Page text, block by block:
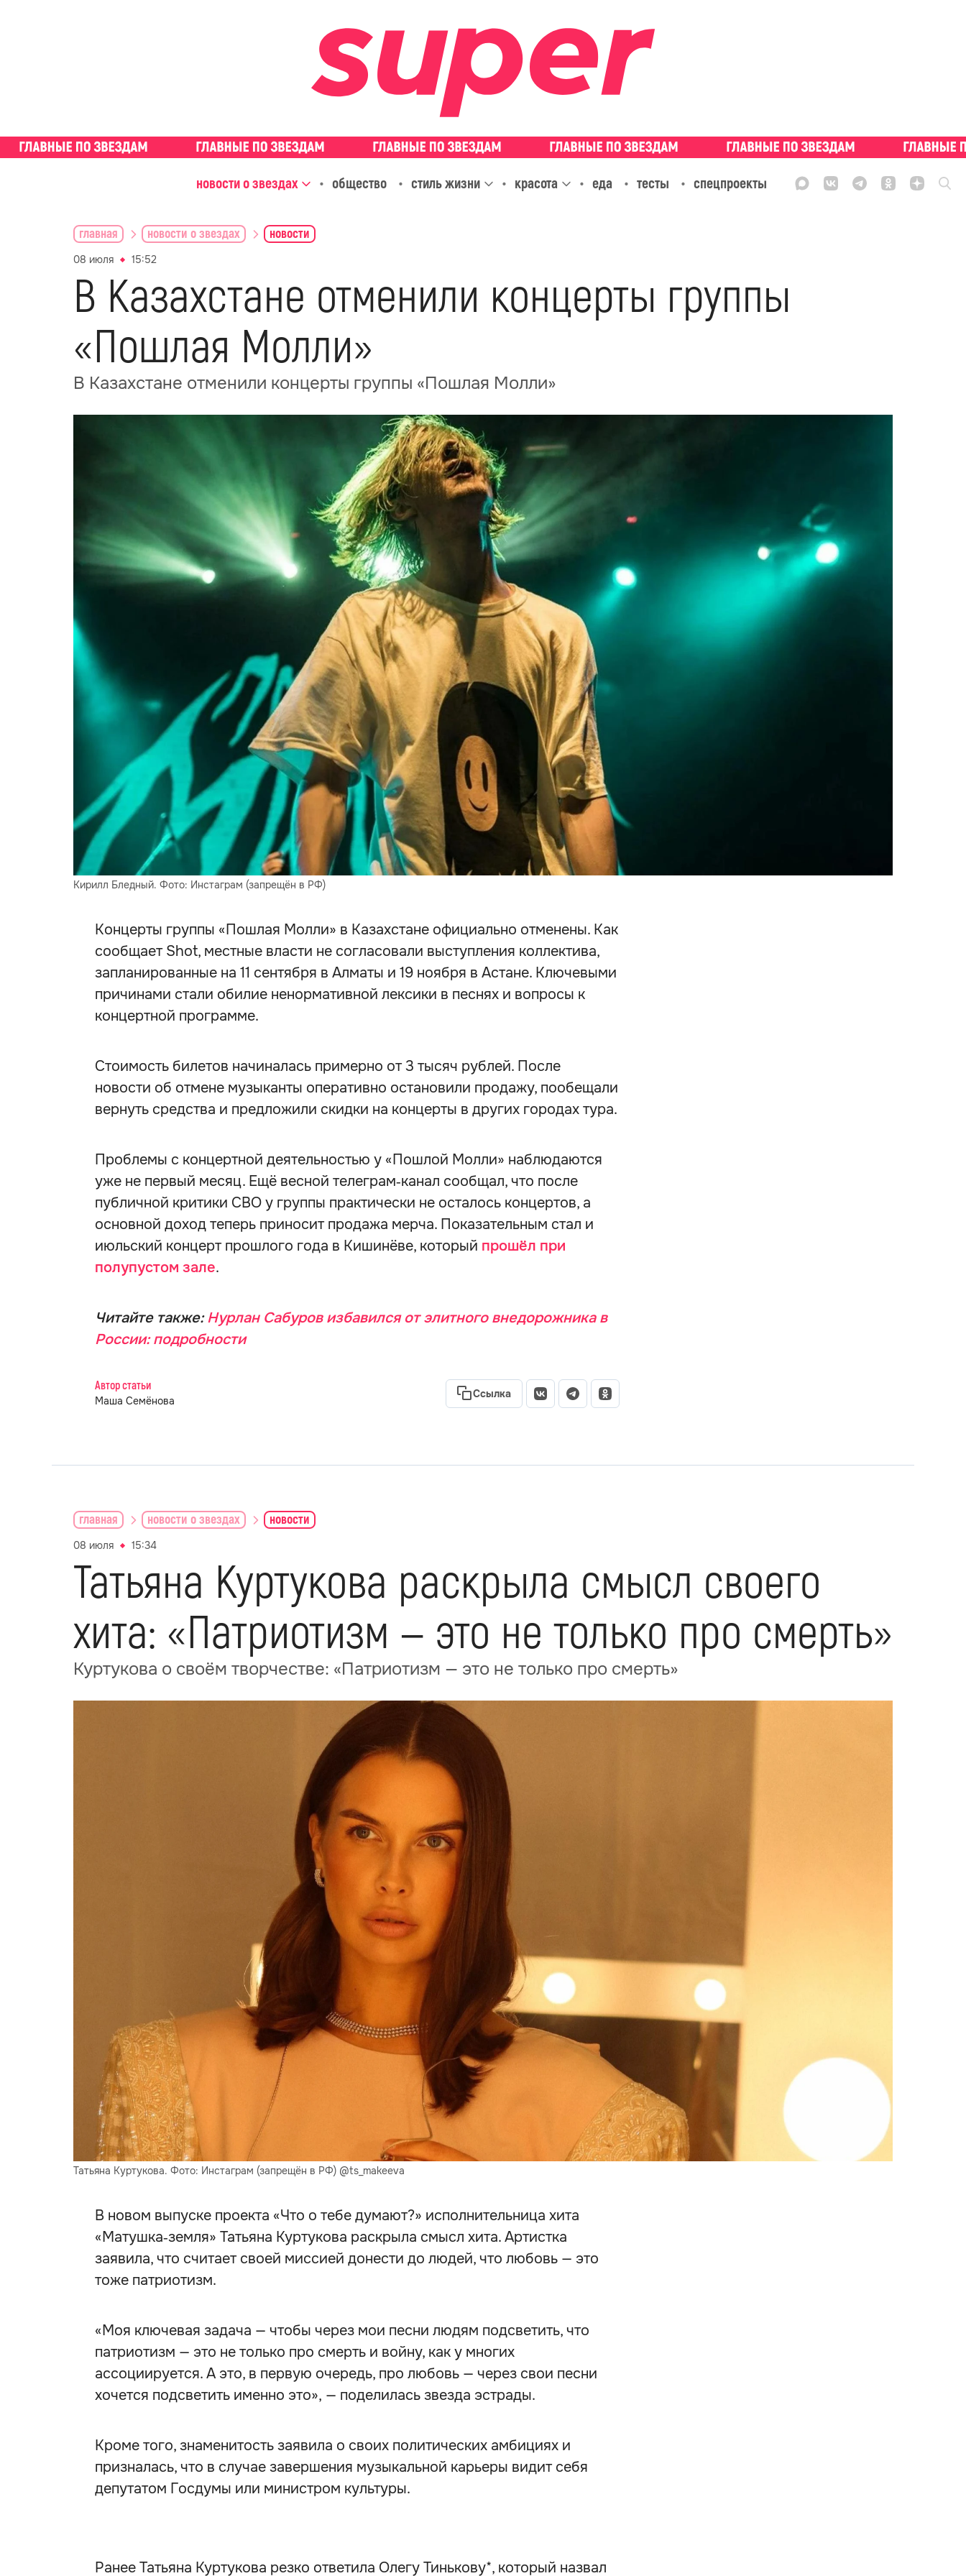
новости о звездах общество стиль жизни красота еда тесты спецпроекты
главная новости о звездах новости
08 июля 15:52
В Казахстане отменили концерты группы
«Пошлая Молли»
В Казахстане отменили концерты группы «Пошлая Молли»
Кирилл Бледный. Фото: Инстаграм (запрещён в РФ)
Концерты группы «Пошлая Молли» в Казахстане официально отменены. Как
сообщает Shot, местные власти не согласовали выступления коллектива,
запланированные на 11 сентября в Алматы и 19 ноября в Астане. Ключевыми
причинами стали обилие ненормативной лексики в песнях и вопросы к
концертной программе.
Стоимость билетов начиналась примерно от 3 тысяч рублей. После
новости об отмене музыканты оперативно остановили продажу, пообещали
вернуть средства и предложили скидки на концерты в других городах тура.
Проблемы с концертной деятельностью у «Пошлой Молли» наблюдаются
уже не первый месяц. Ещё весной телеграм‑канал сообщал, что после
публичной критики СВО у группы практически не осталось концертов, а
основной доход теперь приносит продажа мерча. Показательным стал и
июльский концерт прошлого года в Кишинёве, который прошёл при
полупустом зале.
Читайте также:Нурлан Сабуров избавился от элитного внедорожника в
России: подробности
Автор статьи
Маша Семёнова
Ссылка
главная новости о звездах новости
08 июля 15:34
Татьяна Куртукова раскрыла смысл своего
хита: «Патриотизм — это не только про смерть»
Куртукова о своём творчестве: «Патриотизм — это не только про смерть»
Татьяна Куртукова. Фото: Инстаграм (запрещён в РФ) @ts_makeeva
В новом выпуске проекта «Что о тебе думают?» исполнительница хита
«Матушка‑земля» Татьяна Куртукова раскрыла смысл хита. Артистка
заявила, что считает своей миссией донести до людей, что любовь — это
тоже патриотизм.
«Моя ключевая задача — чтобы через мои песни людям подсветить, что
патриотизм — это не только про смерть и войну, как у многих
ассоциируется. А это, в первую очередь, про любовь — через свои песни
хочется подсветить именно это», — поделилась звезда эстрады.
Кроме того, знаменитость заявила о своих политических амбициях и
призналась, что в случае завершения музыкальной карьеры видит себя
депутатом Госдумы или министром культуры.
Ранее Татьяна Куртукова резко ответила Олегу Тинькову*, который назвал